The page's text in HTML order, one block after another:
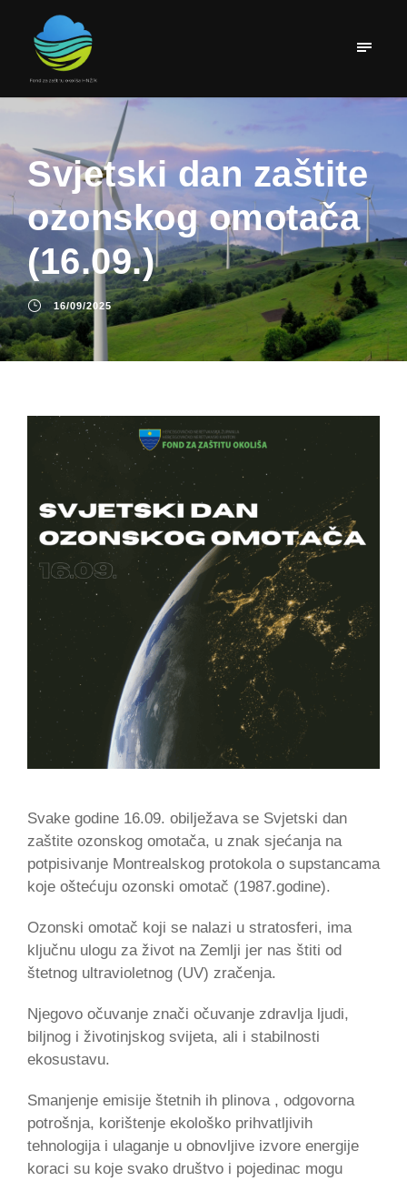
Svjetski dan zaštite
ozonskog omotača
(16.09.)
16/09/2025
Svake godine 16.09. obilježava se Svjetski dan
zaštite ozonskog omotača, u znak sjećanja na
potpisivanje Montrealskog protokola o supstancama
koje oštećuju ozonski omotač (1987.godine).
Ozonski omotač koji se nalazi u stratosferi, ima
ključnu ulogu za život na Zemlji jer nas štiti od
štetnog ultravioletnog (UV) zračenja.
Njegovo očuvanje znači očuvanje zdravlja ljudi,
biljnog i životinjskog svijeta, ali i stabilnosti
ekosustavu.
Smanjenje emisije štetnih ih plinova , odgovorna
potrošnja, korištenje ekološko prihvatljivih
tehnologija i ulaganje u obnovljive izvore energije
koraci su koje svako društvo i pojedinac mogu